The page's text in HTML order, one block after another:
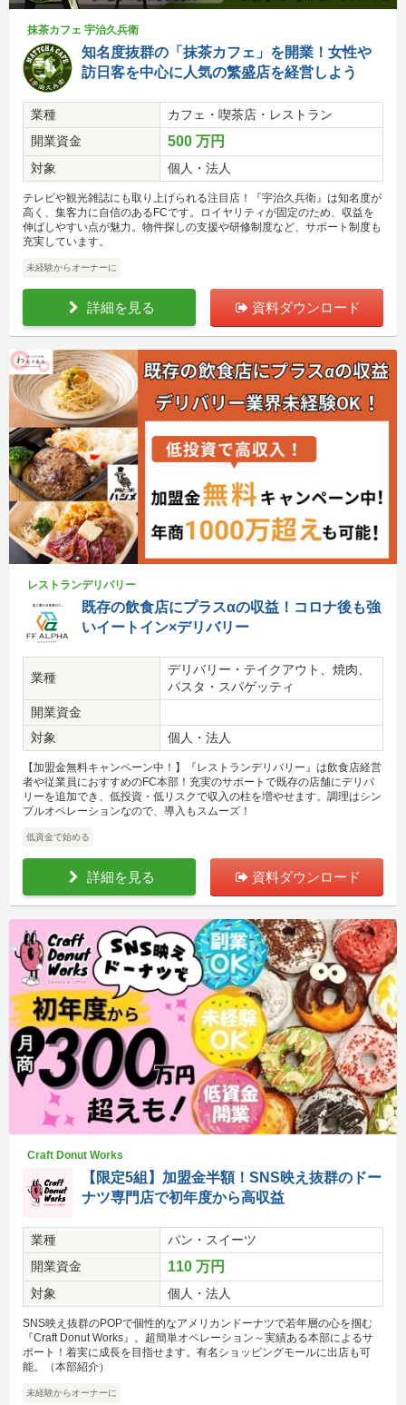
抹茶カフェ 宇治久兵衛
知名度抜群の「抹茶カフェ」を開業！女性や
訪日客を中心に人気の繁盛店を経営しよう
業種
カフェ・喫茶店・レストラン
開業資金
500 万円
対象 個人・法人
テレビや観光雑誌にも取り上げられる注目店！『宇治久兵衛』は知名度が
高く、集客力に自信のあるFCです。ロイヤリティが固定のため、収益を
伸ばしやすい点が魅力。物件探しの支援や研修制度など、サポート制度も
充実しています。
未経験からオーナーに
詳細を見る 資料ダウンロード
レストランデリバリー
既存の飲食店にプラスαの収益！コロナ後も強
いイートイン×デリバリー
業種
デリバリー・テイクアウト、焼肉、
パスタ・スパゲッティ
開業資金
対象
個人・法人
【加盟金無料キャンペーン中！】『レストランデリバリー』は飲食店経営
者や従業員におすすめのFC本部！充実のサポートで既存の店舗にデリバ
リーを追加でき、低投資・低リスクで収入の柱を増やせます。調理はシン
プルオペレーションなので、導入もスムーズ！
低資金で始める
詳細を見る 資料ダウンロード
Craft Donut Works
【限定5組】加盟金半額！SNS映え抜群のドー
ナツ専門店で初年度から高収益
業種
パン・スイーツ
開業資金
110 万円
対象 個人・法人
SNS映え抜群のPOPで個性的なアメリカンドーナツで若年層の心を掴む
『Craft Donut Works』。超簡単オペレーション～実績ある本部によるサ
ポート！着実に成長を目指せます。有名ショッピングモールに出店も可
能。（本部紹介）
未経験からオーナーに